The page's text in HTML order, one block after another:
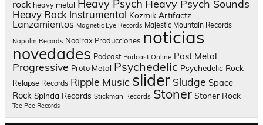
rock heavy metal Heavy Psych Heavy Psych Sounds
Heavy Rock Instrumental Kozmik Artifactz
Lanzamientos Magnetic Eye Records Majestic Mountain Records
Napalm Records Nooirax Producciones noticias
novedades Podcast Podcast Online Post Metal
Progressive Proto Metal Psychedelic Psychedelic Rock
Relapse Records Ripple Music slider Sludge Space
Rock Spinda Records Stickman Records Stoner Stoner Rock
Tee Pee Records